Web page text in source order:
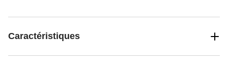
Caractéristiques